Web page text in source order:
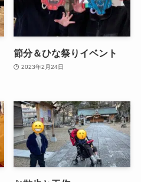
節分＆ひな祭りイベント
2023年2月24日